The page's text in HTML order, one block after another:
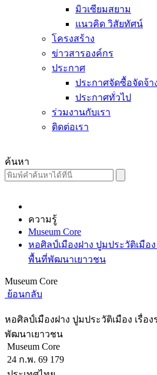
มิวเซียมสยาม
แนวคิด วิสัยทัศน์
โครงสร้าง
ข่าวสารองค์กร
ประกาศ
ประกาศจัดซื้อจัดจ้า
ประกาศทั่วไป
ร่วมงานกับเรา
ติดต่อเรา
ค้นหา
ความรู้
Museum Core
หอศิลป์เมืองฝาง ปูมประวัติเมือ
พื้นที่พัฒนาเยาวชน
Museum Core
ย้อนกลับ
หอศิลป์เมืองฝาง ปูมประวัติเมือง เรื่อ
พัฒนาเยาวชน
Museum Core
24 ก.พ. 69 179